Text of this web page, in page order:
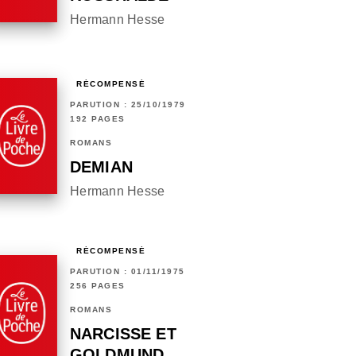
Hermann Hesse
RÉCOMPENSÉ
PARUTION : 25/10/1979
192 PAGES
ROMANS
DEMIAN
Hermann Hesse
RÉCOMPENSÉ
PARUTION : 01/11/1975
256 PAGES
ROMANS
NARCISSE ET